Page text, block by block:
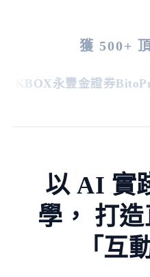
獲 500+
永豐金證券BitoPro
以 AI 實
學， 打
「互